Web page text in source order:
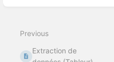
mode
Previous
Extraction de